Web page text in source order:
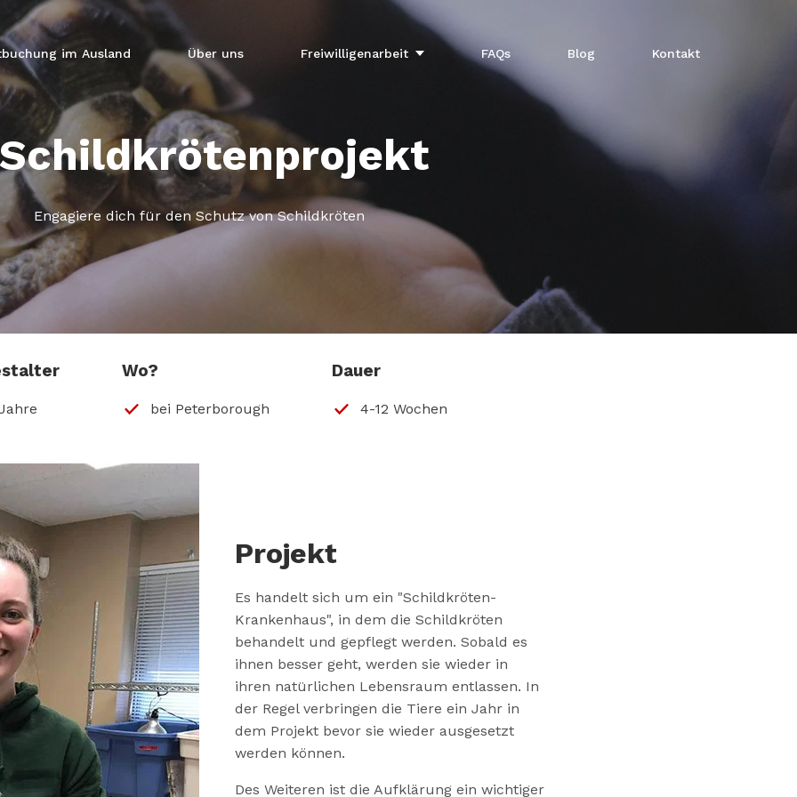
im Ausland Über uns Freiwilligenarbeit FAQs Blog Kontakt
Schildkrötenprojekt
Engagiere dich für den Schutz von Schildkröten
Wo?
bei Peterborough
Dauer
4-12 Wochen
Projekt
Es handelt sich um ein "Schildkröten-
Krankenhaus", in dem die Schildkröten
behandelt und gepflegt werden. Sobald es
ihnen besser geht, werden sie wieder in
ihren natürlichen Lebensraum entlassen. In
der Regel verbringen die Tiere ein Jahr in
dem Projekt bevor sie wieder ausgesetzt
werden können.
Des Weiteren ist die Aufklärung ein wichtiger